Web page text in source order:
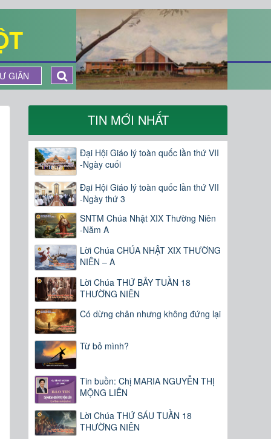
GIÃN
TIN MỚI NHẤT
Đại Hội Giáo lý toàn quốc lần thứ VII
-Ngày cuối
Đại Hội Giáo lý toàn quốc lần thứ VII
-Ngày thứ 3
SNTM Chúa Nhật XIX Thường Niên
-Năm A
Lời Chúa CHÚA NHẬT XIX THƯỜNG
NIÊN – A
Lời Chúa THỨ BẢY TUẦN 18
THƯỜNG NIÊN
Có dừng chân nhưng không đứng lại
Từ bỏ mình?
Tin buồn: Chị MARIA NGUYỄN THỊ
MỘNG LIÊN
Lời Chúa THỨ SÁU TUẦN 18
THƯỜNG NIÊN